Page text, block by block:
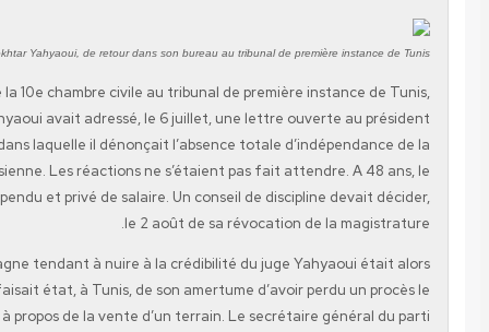
Le juge Mokhtar Yahyaoui, de retour dans son bureau au tribunal de première
Président de la 10e chambre civile au tribunal de première instance
Mokhtar Yahyaoui avait adressé, le 6 juillet, une lettre ouverte au
Ben Ali, dans laquelle il dénonçait l’absence totale
justice tunisienne. Les réactions ne s’étaient pas fait attendre. A
juge était suspendu et privé de salaire. Un conseil de discipline devait
le 2 août de sa révocation de la
Une campagne tendant à nuire à la crédibilité du juge Yahyaoui
lancée. On faisait état, à Tunis, de son amertume d’avoir perdu un
concernant à propos de la vente d’un terrain. Le secrétaire général